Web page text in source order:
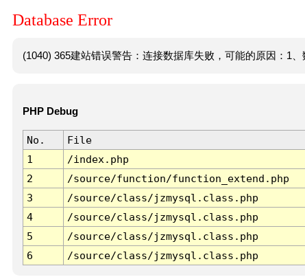
Database Error
(1040) 365建站错误警告：连接数据库失败，可能的原因：1
PHP Debug
No. File
1
/index.php
2
/source/function/function_extend.php
3
/source/class/jzmysql.class.php
4
/source/class/jzmysql.class.php
5
/source/class/jzmysql.class.php
6
/source/class/jzmysql.class.php